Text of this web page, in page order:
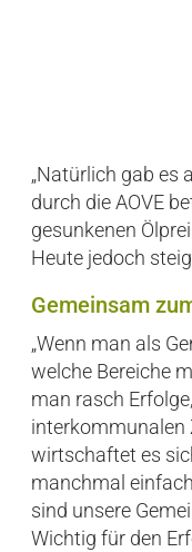
„Natürlich gab es
durch die AOVE
gesunkenen
Heute jedoch
Gemeinsam
„Wenn man als
welche Bereiche
man rasch
interkommunalen
wirtschaftet es
manchmal
sind unsere
Wichtig für den